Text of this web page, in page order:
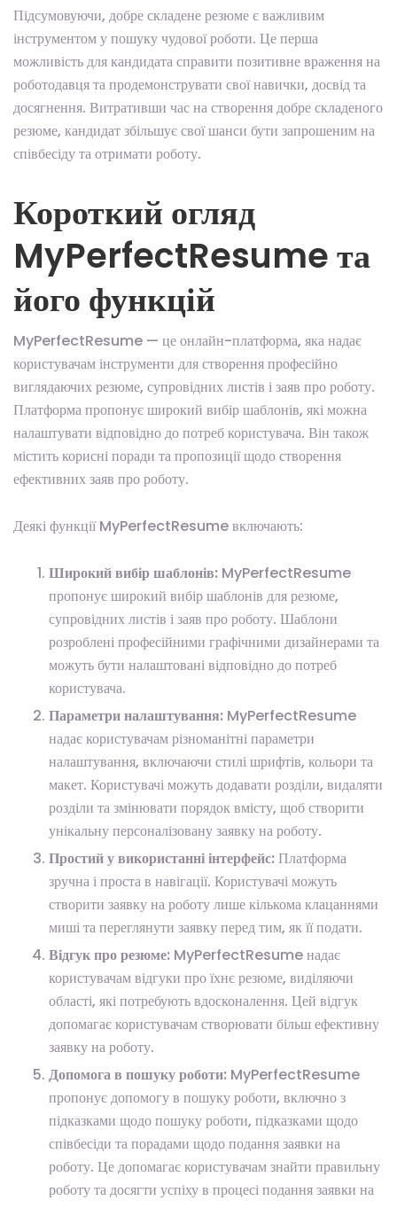
Підсумовуючи, добре складене резюме є важливим
інструментом у пошуку чудової роботи. Це перша
можливість для кандидата справити позитивне враження на
роботодавця та продемонструвати свої навички, досвід та
досягнення. Витративши час на створення добре складеного
резюме, кандидат збільшує свої шанси бути запрошеним на
співбесіду та отримати роботу.
Короткий огляд
MyPerfectResume та
його функцій
MyPerfectResume — це онлайн-платформа, яка надає
користувачам інструменти для створення професійно
виглядаючих резюме, супровідних листів і заяв про роботу.
Платформа пропонує широкий вибір шаблонів, які можна
налаштувати відповідно до потреб користувача. Він також
містить корисні поради та пропозиції щодо створення
ефективних заяв про роботу.
Деякі функції MyPerfectResume включають:
Широкий вибір шаблонів: MyPerfectResume
пропонує широкий вибір шаблонів для резюме,
супровідних листів і заяв про роботу. Шаблони
розроблені професійними графічними дизайнерами та
можуть бути налаштовані відповідно до потреб
користувача.
Параметри налаштування: MyPerfectResume
надає користувачам різноманітні параметри
налаштування, включаючи стилі шрифтів, кольори та
макет. Користувачі можуть додавати розділи, видаляти
розділи та змінювати порядок вмісту, щоб створити
унікальну персоналізовану заявку на роботу.
Простий у використанні інтерфейс:Платформа
зручна і проста в навігації. Користувачі можуть
створити заявку на роботу лише кількома клацаннями
миші та переглянути заявку перед тим, як її подати.
Відгук про резюме: MyPerfectResume надає
користувачам відгуки про їхнє резюме, виділяючи
області, які потребують вдосконалення. Цей відгук
допомагає користувачам створювати більш ефективну
заявку на роботу.
Допомога в пошуку роботи: MyPerfectResume
пропонує допомогу в пошуку роботи, включно з
підказками щодо пошуку роботи, підказками щодо
співбесіди та порадами щодо подання заявки на
роботу. Це допомагає користувачам знайти правильну
роботу та досягти успіху в процесі подання заявки на